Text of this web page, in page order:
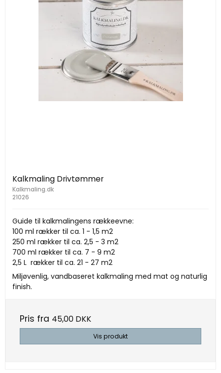
Kalkmaling Drivtømmer
Kalkmaling.dk
21026
Guide til kalkmalingens rækkeevne:
100 ml rækker til ca. 1 - 1,5 m2
250 ml rækker til ca. 2,5 - 3 m2
700 ml rækker til ca. 7 - 9 m2
2,5 L rækker til ca. 21 - 27 m2
Miljøvenlig, vandbaseret kalkmaling med mat og naturlig
finish.
Pris fra 45,00 DKK
Vis produkt